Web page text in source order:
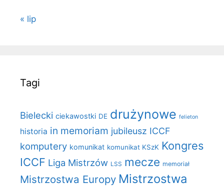
« lip
Tagi
Bielecki ciekawostki DE drużynowe felieton
historia in memoriam jubileusz ICCF
komputery komunikat komunikat KSzK Kongres
ICCF Liga Mistrzów LSS mecze memoriał
Mistrzostwa Europy Mistrzostwa